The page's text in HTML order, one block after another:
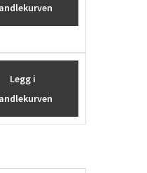
Legg i